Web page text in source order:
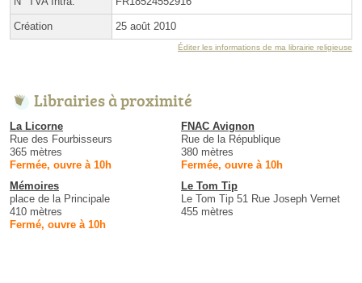
Création 25 août 2010
Éditer les informations de ma librairie religieuse
Librairies à proximité
La Licorne
Rue des Fourbisseurs
365 mètres
Fermée, ouvre à 10h
FNAC Avignon
Rue de la République
380 mètres
Fermée, ouvre à 10h
Mémoires
place de la Principale
410 mètres
Fermé, ouvre à 10h
Le Tom Tip
Le Tom Tip 51 Rue Joseph Vernet
455 mètres